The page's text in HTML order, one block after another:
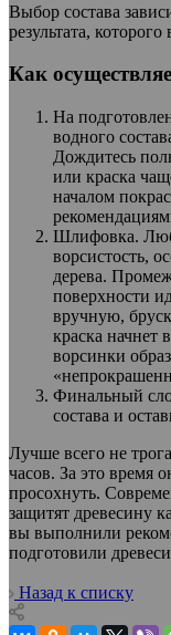
Выбор состава
результата,
Как
На
водного
Дождитесь
или краска
началом
Шлифовка.
ворсистость,
дерева.
поверхности
вручную,
краска начнет
ворсинки
Финальный
состава и
Лучше всего не
часов. За это время
просохнуть.
защитят древесину
вы выполнили
подготовили
Назад к списку